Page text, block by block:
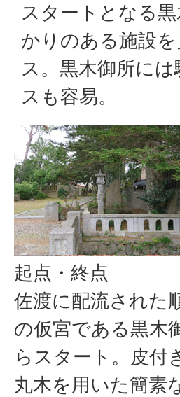
スタートとなる
かりのある施設
ス。黒木御所に
スも容易。
起点・終点
佐渡に配流された
の仮宮である黒木
らスタート。皮付
丸木を用いた簡素